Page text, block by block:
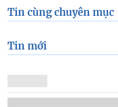
Tin cùng chuyên mục
Tin mới